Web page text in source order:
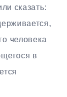
сказать:
человека
в